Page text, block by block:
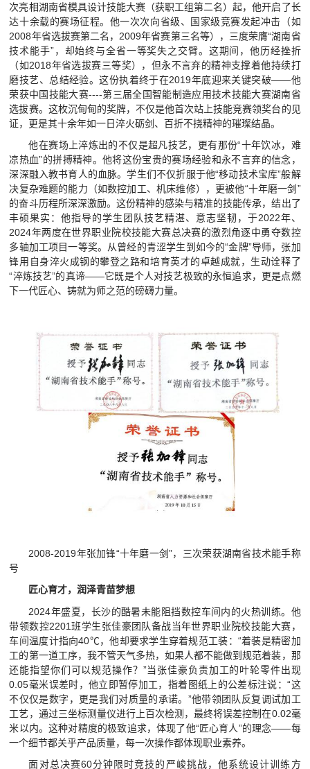
次亮相湖南省模具设计技能大赛（获职工组第二名）起，他开启了长
达十余载的赛场征程。他一次次向省级、国家级竞赛发起冲击（如
2008年省选拔赛第二名，2009年省赛第三名等），三度荣膺“湖南省
技术能手”，却始终与全省一等奖失之交臂。这期间，他历经挫折
（如2018年省选拔赛三等奖），但永不言弃的精神支撑着他持续打
磨技艺、总结经验。这份执着终于在2019年底迎来关键突破——他
荣获中国技能大赛----第三届全国智能制造应用技术技能大赛湖南省
选拔赛。这枚沉甸甸的奖牌，不仅是他首次站上技能竞赛领奖台的见
证，更是其十余年如一日淬火砺剑、百折不挠精神的璀璨结晶。
他在赛场上淬炼出的不仅是超凡技艺，更有那份“十年饮冰，难
凉热血”的拼搏精神。他将这份宝贵的赛场经验和永不言弃的信念，
深深融入教书育人的血脉。学生们不仅折服于他“移动技术宝库”般解
决复杂难题的能力（如数控加工、机床维修），更被他“十年磨一剑”
的奋斗历程所深深激励。这份精神的感染与精准的技能传承，结出了
丰硕果实：他指导的学生团队技艺精湛、意志坚韧，于2022年、
2024年两度在世界职业院校技能大赛总决赛的激烈角逐中勇夺数控
多轴加工项目一等奖。从曾经的青涩学生到如今的“金牌”导师，张加
锋用自身淬火成钢的攀登之路和培育英才的卓越成就，生动诠释了
“淬炼技艺”的真谛——它既是个人对技艺极致的永恒追求，更是点燃
下一代匠心、铸就为师之范的磅礴力量。
2008-2019年张加锋“十年磨一剑”，三次荣获湖南省技术能手称
号
匠心育才，润泽青苗梦想
2024年盛夏，长沙的酷暑未能阻挡数控车间内的火热训练。他
带领数控2201班学生张佳豪团队备战当年世界职业院校技能大赛，
车间温度计指向40℃，他却要求学生穿着规范工装：“着装是精密加
工的第一道工序，我不管天气多热，如果人都不能做到规范着装，那
还能指望你们可以规范操作？”当张佳豪负责加工的叶轮零件出现
0.05毫米误差时，他立即暂停加工，指着图纸上的公差标注说：“这
不仅仅是数字，更是我们对质量的承诺。”他带领团队反复调试加工
工艺，通过三坐标测量仪进行上百次检测，最终将误差控制在0.02毫
米以内。这种对精度的极致追求，体现了他“匠心育人”的理念——每
一个细节都关乎产品质量，每一次操作都体现职业素养。
面对总决赛60分钟限时竞技的严峻挑战，他系统设计训练方